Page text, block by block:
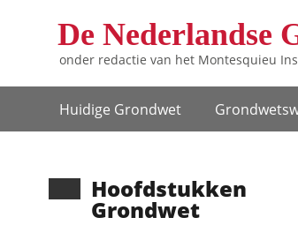
De Nederlandse
onder redactie van het Montesquieu
Hoofdnavigatie
Huidige Grondwet
Hoofd­stukken
Grondwet